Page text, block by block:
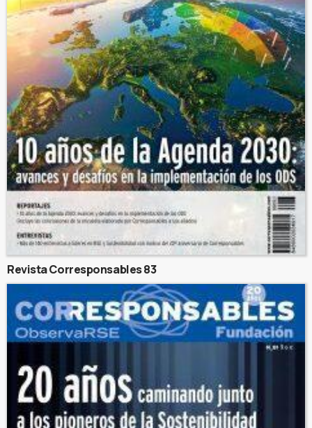
Revista Corresponsables 83